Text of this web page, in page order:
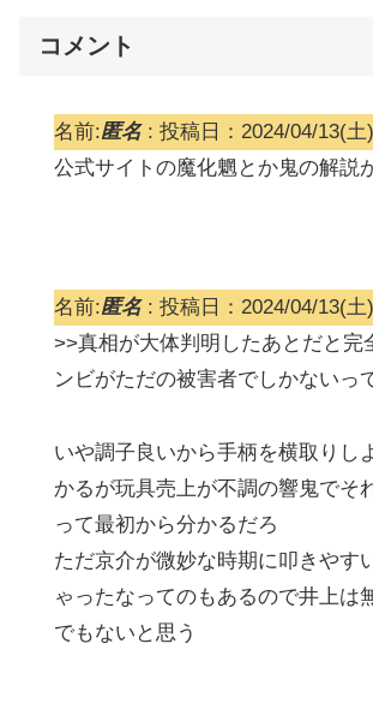
コメント
名前:匿名: 投稿日：2024/04/13(土
公式サイトの魔化魍とか鬼の解説
名前:匿名: 投稿日：2024/04/13(土
>>真相が大体判明したあとだと完
ンビがただの被害者でしかないっ
いや調子良いから手柄を横取りし
かるが玩具売上が不調の響鬼でそ
って最初から分かるだろ
ただ京介が微妙な時期に叩きやす
ゃったなってのもあるので井上は
でもないと思う